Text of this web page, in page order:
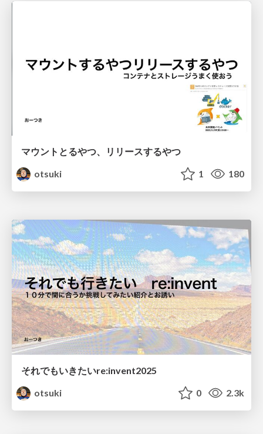
マウントとるやつ、リリースするやつ
otsuki
1 180
それでもいきたいre:invent2025
otsuki
0 2.3k